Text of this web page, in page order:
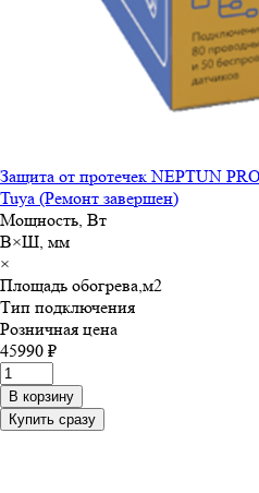
Защита от протечек NEPTUN
Tuya (Ремонт завершен)
Мощность, Вт
В×Ш, мм
×
Площадь обогрева,м2
Тип подключения
Розничная цена
45990 ₽
В корзину
Купить сразу